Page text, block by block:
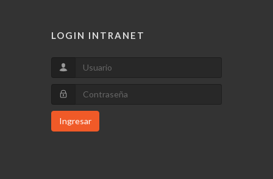
LOGIN INTRANET
Ingresar